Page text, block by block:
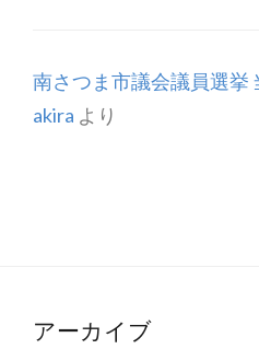
南さつま市議会議員選挙
akira より
アーカイブ